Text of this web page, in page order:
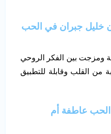
خليل جبران في الحب
ومزجت بين الفكر الروحي
من القلب وقابلة للتطبيق
عاطفة أم